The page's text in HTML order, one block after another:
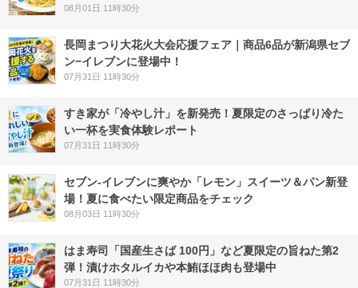
08月01日 11時30分
長岡まつり大花火大会応援フェア｜商品6品が新潟県セブ
ン−イレブンに登場中！
07月31日 11時30分
すき家が「冷やし汁」を新発売！夏限定のさっぱり冷た
い一杯を実食体験レポート
07月31日 11時30分
セブン‐イレブンに爽やか「レモン」スイーツ＆パン新登
場！夏に食べたい限定商品をチェック
08月03日 11時30分
はま寿司「国産生さば 100円」など夏限定の旨ねた第2
弾！漬けホタルイカや本鮪ほほ肉も登場中
07月31日 11時30分